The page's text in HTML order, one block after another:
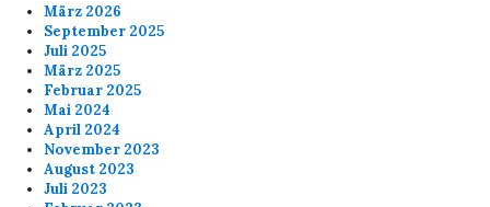
März 2026
September 2025
Juli 2025
März 2025
Februar 2025
Mai 2024
April 2024
November 2023
August 2023
Juli 2023